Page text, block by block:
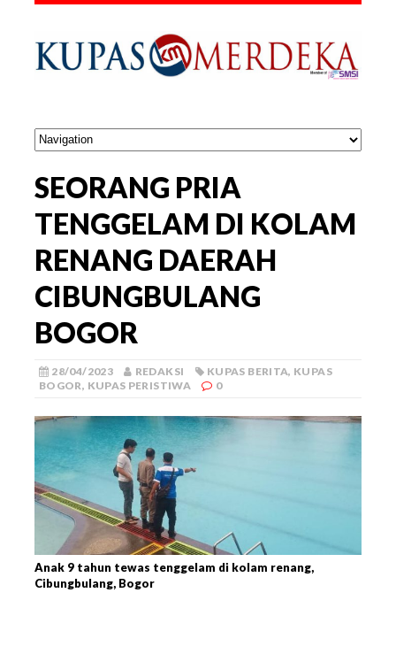
SEORANG PRIA
TENGGELAM DI KOLAM
RENANG DAERAH
CIBUNGBULANG
BOGOR
28/04/2023 REDAKSI KUPAS BERITA, KUPAS
BOGOR, KUPAS PERISTIWA 0
Anak 9 tahun tewas tenggelam di kolam renang,
Cibungbulang, Bogor